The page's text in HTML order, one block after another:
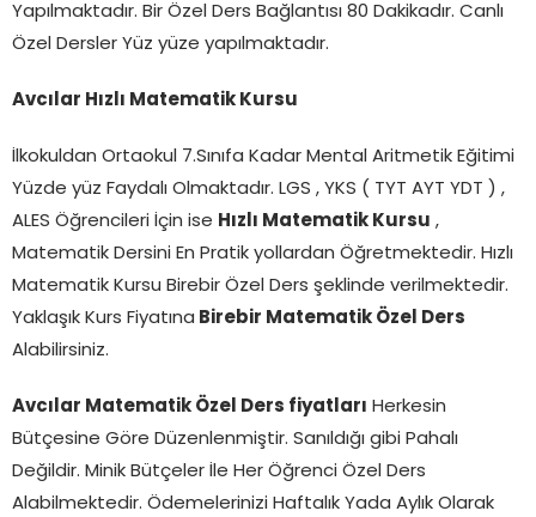
Yapılmaktadır. Bir Özel Ders Bağlantısı 80 Dakikadır. Canlı
Özel Dersler Yüz yüze yapılmaktadır.
Avcılar Hızlı Matematik Kursu
İlkokuldan Ortaokul 7.Sınıfa Kadar Mental Aritmetik Eğitimi
Yüzde yüz Faydalı Olmaktadır. LGS , YKS ( TYT AYT YDT ) ,
ALES Öğrencileri İçin ise Hızlı Matematik Kursu ,
Matematik Dersini En Pratik yollardan Öğretmektedir. Hızlı
Matematik Kursu Birebir Özel Ders şeklinde verilmektedir.
Yaklaşık Kurs Fiyatına Birebir Matematik Özel Ders
Alabilirsiniz.
Avcılar Matematik Özel Ders fiyatları Herkesin
Bütçesine Göre Düzenlenmiştir. Sanıldığı gibi Pahalı
Değildir. Minik Bütçeler İle Her Öğrenci Özel Ders
Alabilmektedir. Ödemelerinizi Haftalık Yada Aylık Olarak